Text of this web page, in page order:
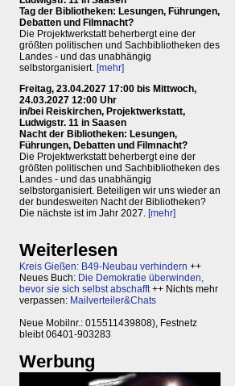
Tag der Bibliotheken: Lesungen, Führungen,
Debatten und Filmnacht?
Die Projektwerkstatt beherbergt eine der
größten politischen und Sachbibliotheken des
Landes - und das unabhängig
selbstorganisiert. [mehr]
Freitag, 23.04.2027 17:00 bis Mittwoch,
24.03.2027 12:00 Uhr
in/bei Reiskirchen, Projektwerkstatt,
Ludwigstr. 11 in Saasen
Nacht der Bibliotheken: Lesungen,
Führungen, Debatten und Filmnacht?
Die Projektwerkstatt beherbergt eine der
größten politischen und Sachbibliotheken des
Landes - und das unabhängig
selbstorganisiert. Beteiligen wir uns wieder an
der bundesweiten Nacht der Bibliotheken?
Die nächste ist im Jahr 2027. [mehr]
Weiterlesen
Kreis Gießen: B49-Neubau verhindern ++
Neues Buch: Die Demokratie überwinden,
bevor sie sich selbst abschafft++ Nichts mehr
verpassen: Mailverteiler&Chats
Neue Mobilnr.: 015511439808), Festnetz
bleibt 06401-903283
Werbung